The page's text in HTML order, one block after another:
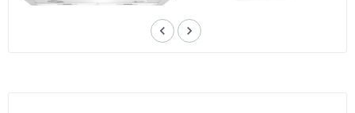
keyboard_arrow_left keyboard_arrow_right